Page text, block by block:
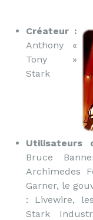
Créateur :
Anthony «
Tony »
Stark
Utilisateurs
Bruce
Archimedes
Garner, le
: Livewire,
Stark